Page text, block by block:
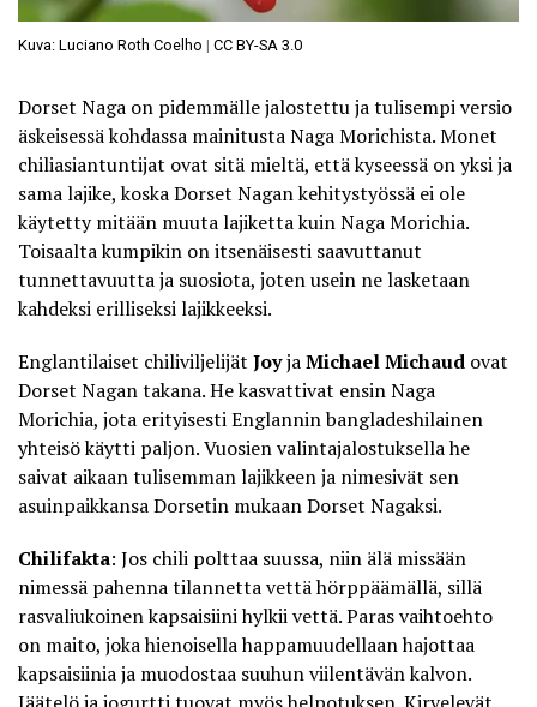
Kuva: Luciano Roth Coelho | CC BY-SA 3.0
Dorset Naga on pidemmälle jalostettu ja tulisempi versio
äskeisessä kohdassa mainitusta Naga Morichista. Monet
chiliasiantuntijat ovat sitä mieltä, että kyseessä on yksi ja
sama lajike, koska Dorset Nagan kehitystyössä ei ole
käytetty mitään muuta lajiketta kuin Naga Morichia.
Toisaalta kumpikin on itsenäisesti saavuttanut
tunnettavuutta ja suosiota, joten usein ne lasketaan
kahdeksi erilliseksi lajikkeeksi.
Englantilaiset chiliviljelijät JoyjaMichael Michaud ovat
Dorset Nagan takana. He kasvattivat ensin Naga
Morichia, jota erityisesti Englannin bangladeshilainen
yhteisö käytti paljon. Vuosien valintajalostuksella he
saivat aikaan tulisemman lajikkeen ja nimesivät sen
asuinpaikkansa Dorsetin mukaan Dorset Nagaksi.
Chilifakta: Jos chili polttaa suussa, niin älä missään
nimessä pahenna tilannetta vettä hörppäämällä, sillä
rasvaliukoinen kapsaisiini hylkii vettä. Paras vaihtoehto
on maito, jokahienoisella happamuudellaan hajottaa
kapsaisiiniaja muodostaa suuhun viilentävän kalvon.